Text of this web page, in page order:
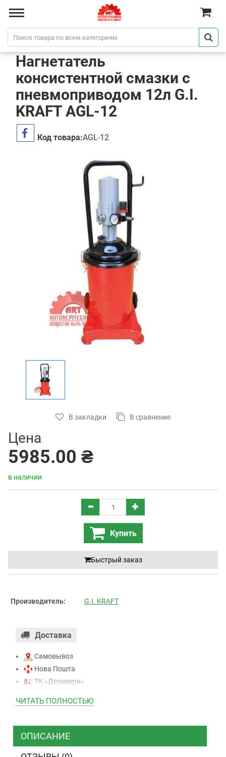
Нагнетатель
консистентной смазки с
пневмоприводом 12л G.I.
KRAFT AGL-12
Код товара:AGL-12
В закладки В сравнение
Цена
5985.00 ₴
в наличии
Купить
Быстрый заказ
Производитель: G.I. KRAFT
Доставка
Самовывоз
Нова Пошта
ТК «Деливери»
ТК “Justin”
ТК ”УкрПочта”
ЧИТАТЬ ПОЛНОСТЬЮ
ОПИСАНИЕ